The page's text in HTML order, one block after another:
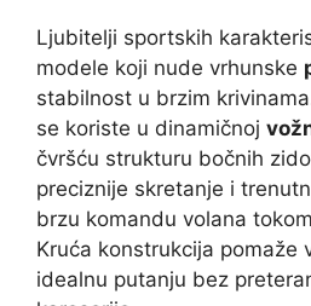
Ljubitelji sportskih
modele koji nude vrhunske
stabilnost u brzim
se koriste u dinamičnoj
čvršću strukturu bočnih
preciznije skretanje i
brzu komandu volana
Kruća konstrukcija pomaže
idealnu putanju bez